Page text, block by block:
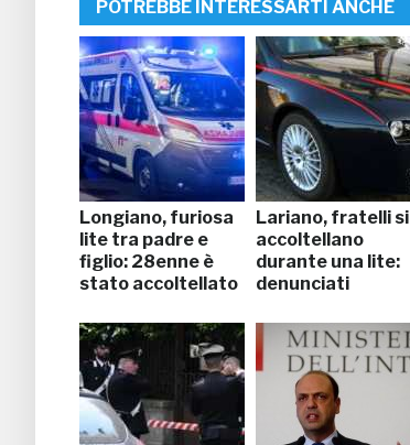
POTREBBE INTERESSARTI ANCHE
Longiano, furiosa
lite tra padre e
figlio: 28enne è
stato accoltellato
Lariano, fratelli si
accoltellano
durante una lite:
denunciati